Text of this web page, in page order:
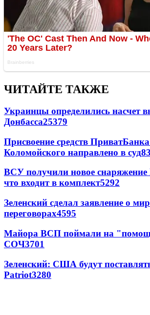
ЧИТАЙТЕ ТАКЖЕ
Украинцы определились насчет
Донбасса25379
Присвоение средств
Коломойского направлено в суд
ВСУ получили новое снаряжение
что входит в комплект5292
Зеленский сделал заявление о
переговорах4595
Майора ВСП поймали на
СОЧ3701
Зеленский: США будут
Patriot3280